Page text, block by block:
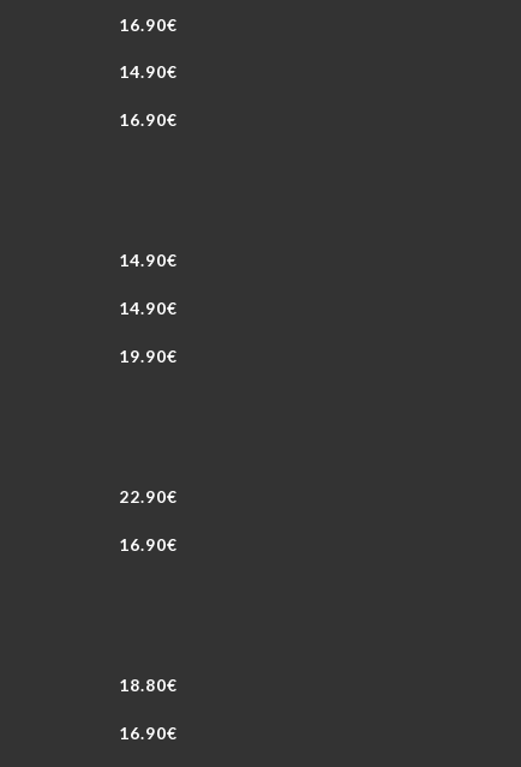
16.90€
14.90€
16.90€
14.90€
14.90€
19.90€
22.90€
16.90€
18.80€
16.90€